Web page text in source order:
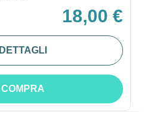
18,00 €
DETTAGLI
COMPRA